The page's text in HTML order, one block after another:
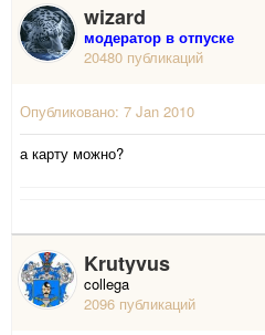
wizard
модератор в отпуске
20480 публикаций
Опубликовано: 7 Jan 2010
а карту можно?
Krutyvus
collega
2096 публикаций